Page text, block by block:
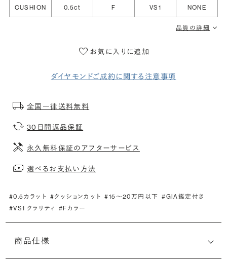
CUSHION 0.5ct F VS1 NONE
品質の詳細
お気に入りに追加
ダイヤモンドご成約に関する注意事項
全国一律送料無料
30日間返品保証
永久無料保証のアフターサービス
選べるお支払い方法
#0.5カラット #クッションカット #15〜20万円以下 #GIA鑑定付き
#VS1 クラリティ #Fカラー
商品仕様